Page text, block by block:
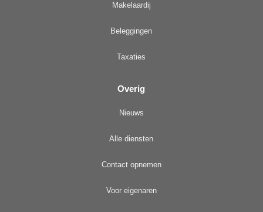
Makelaardij
Beleggingen
Taxaties
Overig
Nieuws
Alle diensten
Contact opnemen
Voor eigenaren